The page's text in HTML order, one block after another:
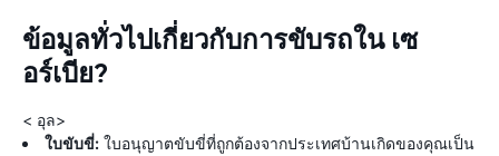
ข้อมูลทั่วไปเกี่ยวกับการขับรถใน เซ
อร์เบีย?
< อุล>
ใบขับขี่: ใบอนุญาตขับขี่ที่ถูกต้องจากประเทศบ้านเกิดของคุณเป็น